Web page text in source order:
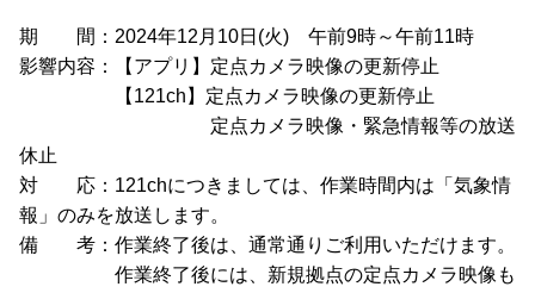
期 間：2024年12月10日(火) 午前9時～午前11時
影響内容：【アプリ】定点カメラ映像の更新停止
【121ch】定点カメラ映像の更新停止
定点カメラ映像・緊急情報等の放送
休止
対 応：121chにつきましては、作業時間内は「気象情
報」のみを放送します。
備 考：作業終了後は、通常通りご利用いただけます。
作業終了後には、新規拠点の定点カメラ映像も